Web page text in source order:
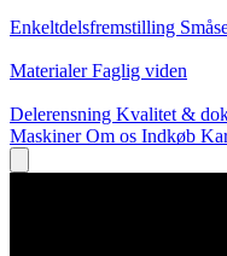
Enkeltdelsfremstilling
MaterialerFaglig viden
Delerensning Kvalitet &
MaskinerOm os Indkøb